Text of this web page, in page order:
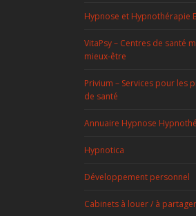
Hypnose et Hypnothérapie
VitaPsy – Centres de santé
mieux-être
Privium – Services pour les
de santé
Annuaire Hypnose
Hypnotica
Développement personnel
Cabinets à louer / à partager